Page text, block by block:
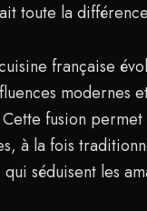
toute la
française
modernes
fusion
à la fois
séduisent les